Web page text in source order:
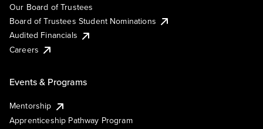
Our Board of Trustees
Board of Trustees Student Nominations
Audited Financials
Careers
Events & Programs
Mentorship
Apprenticeship Pathway Program